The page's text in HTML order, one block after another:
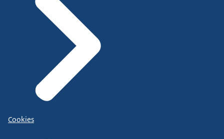
Cookies